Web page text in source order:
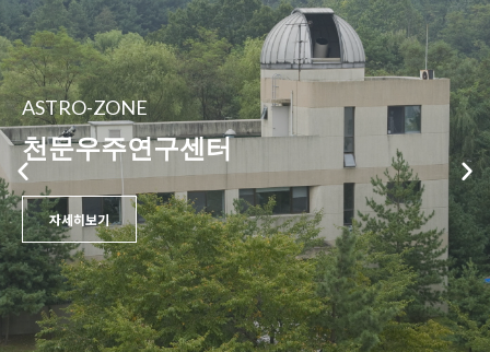
ASTRO-ZONE
천문우주연구센터
자세히보기